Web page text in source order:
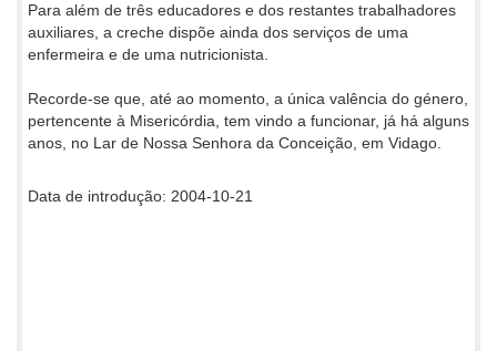
Para além de três educadores e dos restantes trabalhadores
auxiliares, a creche dispõe ainda dos serviços de uma
enfermeira e de uma nutricionista.
Recorde-se que, até ao momento, a única valência do género,
pertencente à Misericórdia, tem vindo a funcionar, já há alguns
anos, no Lar de Nossa Senhora da Conceição, em Vidago.
Data de introdução: 2004-10-21